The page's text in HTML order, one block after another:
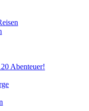
Abenteuer!